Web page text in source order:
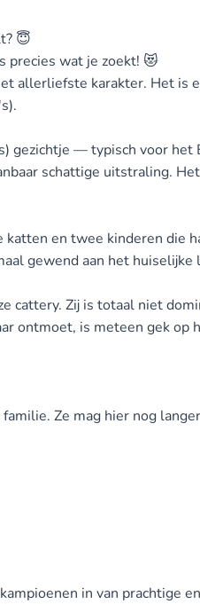
😇
precies wat je zoekt! 😻
allerliefste karakter. Het is
gezichtje — typisch voor het
schattige uitstraling.
en twee kinderen die
gewend aan het huiselijke
cattery. Zij is totaal niet
ontmoet, is meteen gek op
Ze mag hier nog
in van prachtige